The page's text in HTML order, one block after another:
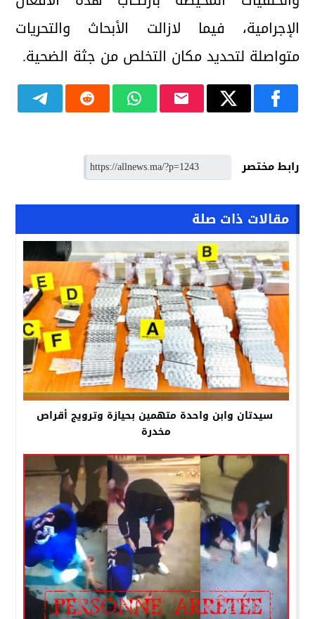
الإجرامية، فيما لازالت الأبحاث والتحريات
متواصلة لتحديد مكان التخلص من جثة الضحية.
رابط مختصر
مقالات ذات صلة
سيدتان وابن واحدة متهمين بحيازة وترويج أقراص
مخدرة